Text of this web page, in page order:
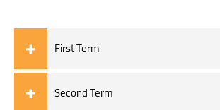
First Term
Second Term